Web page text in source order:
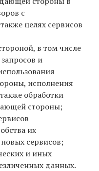
с
целях сервисов
в том числе
и
исполнения
обработки
стороны;
их
сервисов;
и иных
данных.